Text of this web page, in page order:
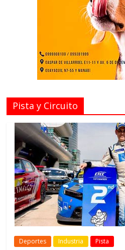
Pista y Circuito
Deportes Industria Pista